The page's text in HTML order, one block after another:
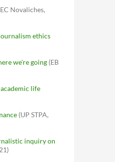
Novaliches,
ethics
we're going (EB
life
(UP STPA,
inquiry on